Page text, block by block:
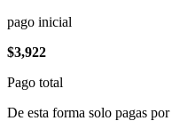
pago inicial
$3,922
Pago total
De esta forma solo pagas